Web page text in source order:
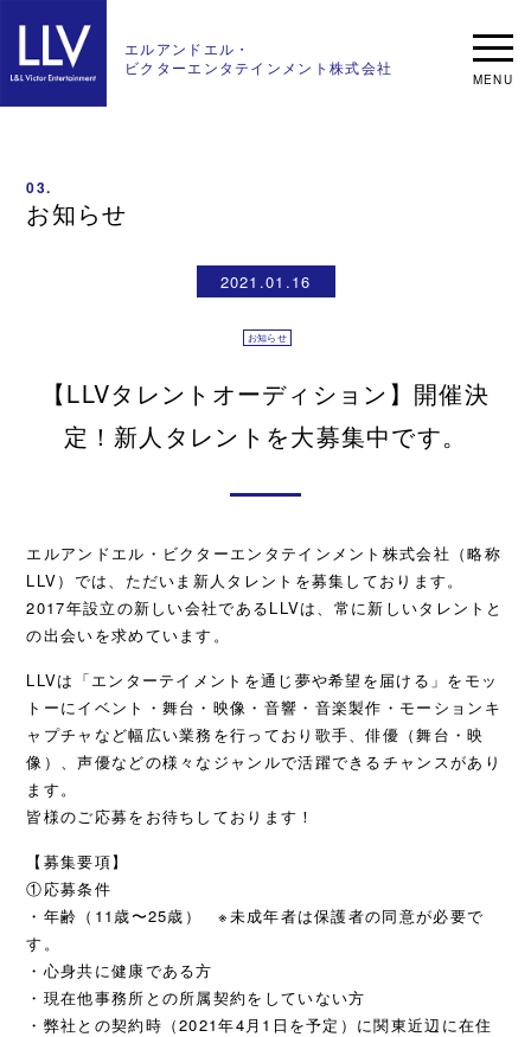
エルアンドエル・
ビクターエンタテインメント 株式会社
03.
お知らせ
2021.01.16
お知らせ
【LLVタレントオーディション】開催決
定！新人タレントを大募集中です。
エルアンドエル・ビクターエンタテインメント株式会社（略称
LLV）では、ただいま新人タレントを募集しております。
2017年設立の新しい会社であるLLVは、常に新しいタレントと
の出会いを求めています。
LLVは「エンターテイメントを通じ夢や希望を届ける」をモッ
トーにイベント・舞台・映像・音響・音楽製作・モーションキ
ャプチャなど幅広い業務を行っており歌手、俳優（舞台・映
像）、声優などの様々なジャンルで活躍できるチャンスがあり
ます。
皆様のご応募をお待ちしております！
【募集要項】
①応募条件
・年齢（11歳〜25歳） ※未成年者は保護者の同意が必要で
す。
・心身共に健康である方
・現在他事務所との所属契約をしていない方
・弊社との契約時（2021年4月1日を予定）に関東近辺に在住